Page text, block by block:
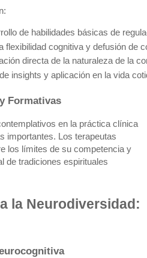
de habilidades básicas de
flexibilidad cognitiva y defusión de
directa de la naturaleza de la
insights y aplicación en la vida
Formativas
en la práctica clínica
importantes. Los terapeutas
los límites de su competencia y
de tradiciones espirituales
la Neurodiversidad: